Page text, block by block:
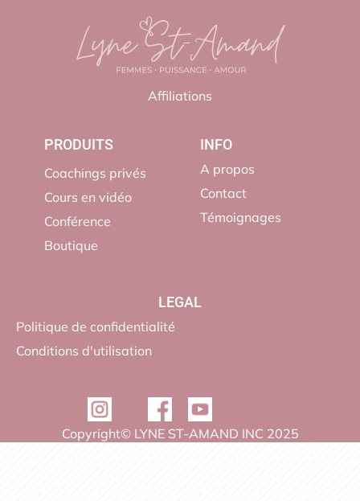
Affiliations
PRODUITS
Coachings privés
Cours en vidéo
Conférence
Boutique
INFO
A propos
Contact
Témoignages
LEGAL
Politique de confidentialité
Conditions d'utilisation
Copyright© LYNE ST-AMAND INC 2025